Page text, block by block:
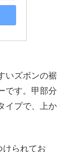
いズボンの裾
です。甲部分
イプで、上か
けられてお